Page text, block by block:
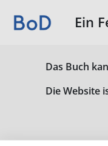
Ein
Das Buch
Die Website